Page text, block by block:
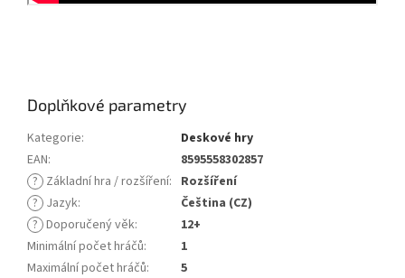
Doplňkové parametry
Kategorie:
Deskové hry
EAN:
8595558302857
? Základní hra / rozšíření: Rozšíření
? Jazyk:
Čeština (CZ)
? Doporučený věk:
12+
Minimální počet hráčů:
1
Maximální počet hráčů:
5